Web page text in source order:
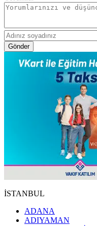
Gönder
İSTANBUL
ADANA
ADIYAMAN